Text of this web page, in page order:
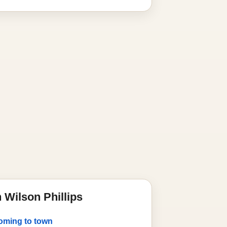
Wilson Phillips
to town